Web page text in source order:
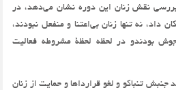
نقش زنان اين دوره نشان مي‌دهد، در
داد، نه تنها زنان بي‌اعتنا و منفعل نبودند،
بودندو در لحظه لحظة مشروطه فعاليت
جنبش تنباكو و لغو قرارداها و حمايت از زنان